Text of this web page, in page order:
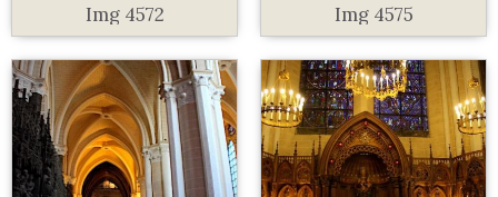
Img 4572 Img 4575